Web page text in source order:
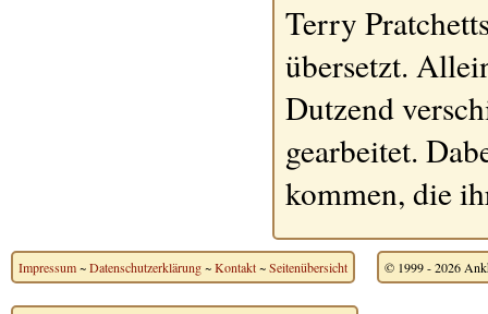
Terry
übersetzt.
Dutzend
gearbeitet.
kommen, die
Impressum~Datenschutzerklärung~Kontakt~Seitenübersicht © 1999 - 2026